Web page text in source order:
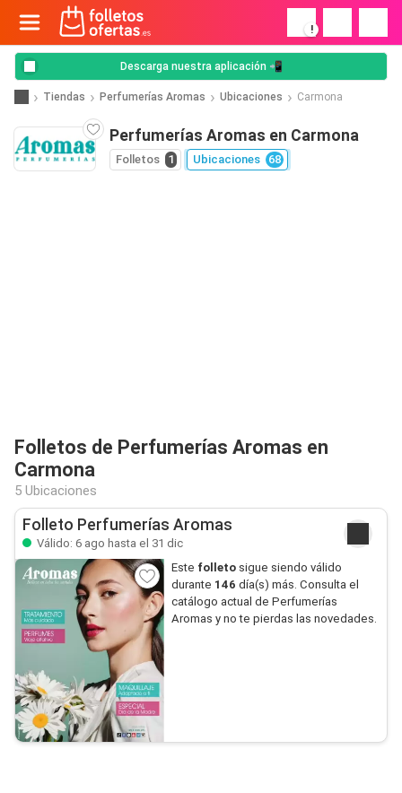
!
Descarga nuestra aplicación 📲
Tiendas Perfumerías Aromas Ubicaciones Carmona
Perfumerías Aromas en Carmona
Folletos 1 Ubicaciones 68
Folletos de Perfumerías Aromas en
Carmona
5 Ubicaciones
Folleto Perfumerías Aromas
Válido: 6 ago hasta el 31 dic
Este folletosigue siendo válido
durante 146 día(s) más. Consulta el
catálogo actual de Perfumerías
Aromas y no te pierdas las novedades.